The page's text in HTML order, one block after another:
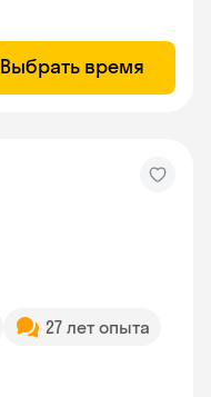
Выбрать время
27 лет опыта